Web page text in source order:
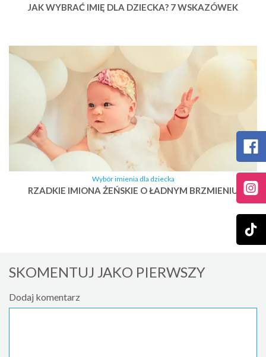
JAK WYBRAĆ IMIĘ DLA DZIECKA? 7 WSKAZÓWEK
Wybór imienia dla dziecka
RZADKIE IMIONA ŻEŃSKIE O ŁADNYM BRZMIENIU
SKOMENTUJ JAKO PIERWSZY
Dodaj komentarz